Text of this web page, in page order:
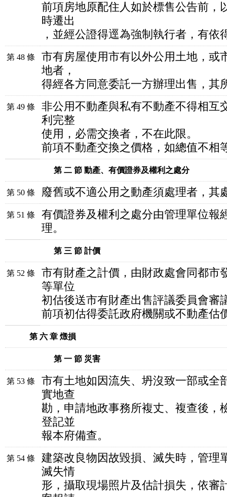
前項房地原配住人如於標售公告前，
時遷出
，並經公證得逕為強制執行者，有依
第 48 條
市有房屋使用市有以外公用土地，或
地者，
得經各方同意委託一方辦理出售，其
第 49 條
非公用不動產與私有不動產不得相互
利完整
使用，必需交換者，不在此限。
前項不動產交換之價格，如總值不相
第 二 節 動產、有價證券及權利之處分
第 50 條 廢舊或不適公用之動產須處理者，其
第 51 條
有價證券及權利之處分由管理單位報
理。
第 三 節 計價
第 52 條
市有財產之計價，由財政處會同都市
等單位
初估後送市有財產出售評議委員會審
前項初估得委託政府機關或不動產估
第 六 章 燬損
第 一 節 災害
第 53 條
市有土地如因流失、坍沒致一部或全
實地查
勘，申請地政事務所複丈、複查後，
登記並
報本府備查。
第 54 條
建築改良物因故毀損、滅失時，管理
滅失情
形，攝取現場照片及估計損失，依審